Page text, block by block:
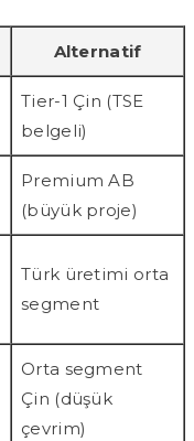
Alternatif
Tier-1 Çin (TSE
belgeli)
Premium AB
(büyük proje)
Türk üretimi orta
segment
Orta segment
Çin (düşük
çevrim)